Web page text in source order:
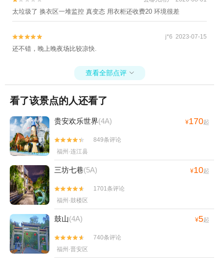
太垃圾了 换衣区一堆监控 真变态 用衣柜还收费20 环境很差

 j*6 2023-07-15
还不错，晚上晚夜场比较凉快.
查看全部点评 
看了该景点的人还看了
贵安欢乐世界(4A) ¥170起


849条评论
福州·连江县
三坊七巷(5A) ¥10起


1701条评论
福州·鼓楼区
鼓山(4A) ¥5起


740条评论
福州·晋安区